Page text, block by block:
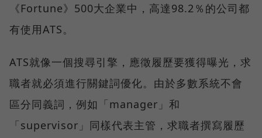
《Fortune》500大企業中，高達98.2％的公司都
有使用ATS。
ATS就像一個搜尋引擎，應徵履歷要獲得曝光，求
職者就必須進行關鍵詞優化。由於多數系統不會
區分同義詞，例如「manager」和
「supervisor」同樣代表主管，求職者撰寫履歷